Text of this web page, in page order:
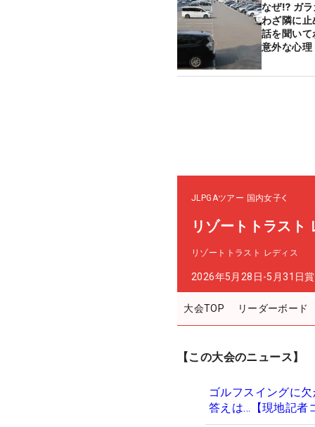
なぜ⁉ ガラ
わざ隣に
話を聞いて
意外な心理
JLPGAツアー 国内女子
リゾートトラスト
リゾートトラスト レディス
2026年5月28日-5月31日
大会TOP リーダーボード
【この大会のニュース】
ゴルフスイングに
答えは…【現地記者